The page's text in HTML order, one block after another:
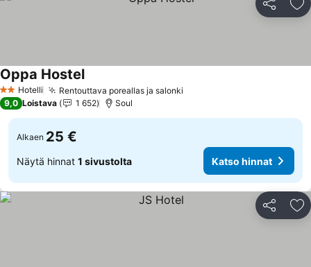
Jaa
2 Tähtiluokitus
Hotelli Rentouttava poreallas ja salonki
Oppa Hostel
9,0 Loistava 1 652 Soul
Alkaen 25 €
Näytä hinnat 1 sivustolta Katso hinnat
Jaa